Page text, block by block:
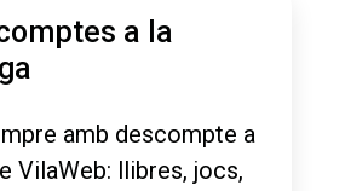
a la
amb descompte a
VilaWeb: llibres, jocs,